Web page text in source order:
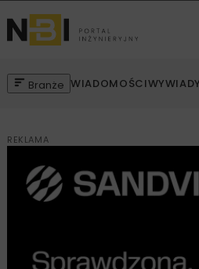
Branże WIADOMOŚCIWYWIADY
REKLAMA